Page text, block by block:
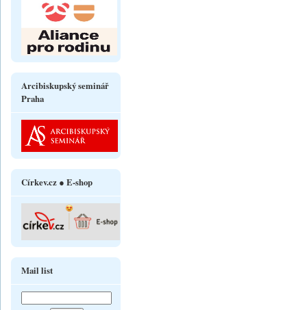
Arcibiskupský seminář
Praha
Církev.cz ● E-shop
Mail list